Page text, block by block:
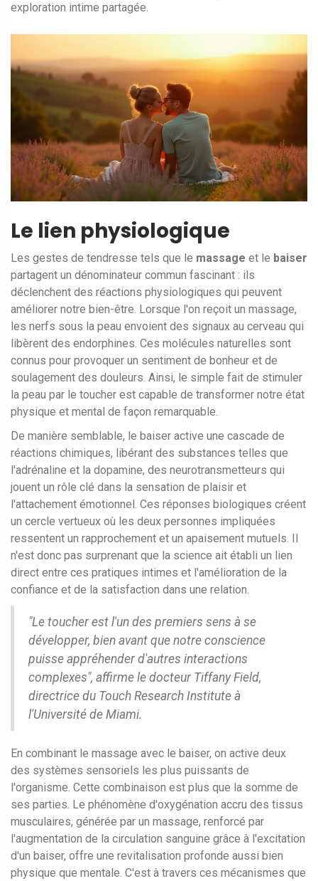
exploration intime partagée.
Le lien physiologique
Les gestes de tendresse tels que le massage et le baiser
partagent un dénominateur commun fascinant : ils
déclenchent des réactions physiologiques qui peuvent
améliorer notre bien-être. Lorsque l'on reçoit un massage,
les nerfs sous la peau envoient des signaux au cerveau qui
libèrent des endorphines. Ces molécules naturelles sont
connus pour provoquer un sentiment de bonheur et de
soulagement des douleurs. Ainsi, le simple fait de stimuler
la peau par le toucher est capable de transformer notre état
physique et mental de façon remarquable.
De manière semblable, le baiser active une cascade de
réactions chimiques, libérant des substances telles que
l'adrénaline et la dopamine, des neurotransmetteurs qui
jouent un rôle clé dans la sensation de plaisir et
l'attachement émotionnel. Ces réponses biologiques créent
un cercle vertueux où les deux personnes impliquées
ressentent un rapprochement et un apaisement mutuels. Il
n'est donc pas surprenant que la science ait établi un lien
direct entre ces pratiques intimes et l'amélioration de la
confiance et de la satisfaction dans une relation.
"Le toucher est l'un des premiers sens à se
développer, bien avant que notre conscience
puisse appréhender d'autres interactions
complexes", affirme le docteur Tiffany Field,
directrice du Touch Research Institute à
l'Université de Miami.
En combinant le massage avec le baiser, on active deux
des systèmes sensoriels les plus puissants de
l'organisme. Cette combinaison est plus que la somme de
ses parties. Le phénomène d'oxygénation accru des tissus
musculaires, générée par un massage, renforcé par
l'augmentation de la circulation sanguine grâce à l'excitation
d'un baiser, offre une revitalisation profonde aussi bien
physique que mentale. C'est à travers ces mécanismes que